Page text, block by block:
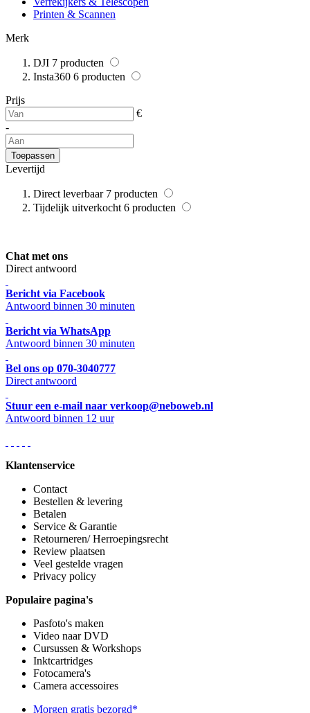
Printen & Scannen
Merk
DJI 7 producten
Insta360 6 producten
Prijs
€
-
Toepassen
Levertijd
Direct leverbaar 7 producten
Tijdelijk uitverkocht 6 producten
Chat met ons
Direct antwoord
Bericht via Facebook
Antwoord binnen 30 minuten
Bericht via WhatsApp
Antwoord binnen 30 minuten
Bel ons op 070-3040777
Direct antwoord
Stuur een e-mail naar verkoop@neboweb.nl
Antwoord binnen 12 uur
Klantenservice
Contact
Bestellen & levering
Betalen
Service & Garantie
Retourneren/ Herroepingsrecht
Review plaatsen
Veel gestelde vragen
Privacy policy
Populaire pagina's
Pasfoto's maken
Video naar DVD
Cursussen & Workshops
Inktcartridges
Fotocamera's
Camera accessoires
Morgen gratis bezorgd*